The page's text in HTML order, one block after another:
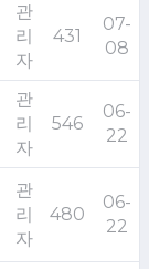
관
리
자
431
07-
08
관
리
자
546
06-
22
관
리
자
480
06-
22